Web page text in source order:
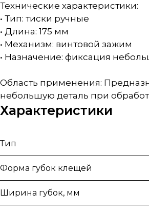
Технические характеристики:
• Тип: тиски ручные
• Длина: 175 мм
• Механизм: винтовой зажим
• Назначение: фиксация
Область применения:
небольшую деталь при
Характеристики
Тип
Форма губок клещей
Ширина губок, мм